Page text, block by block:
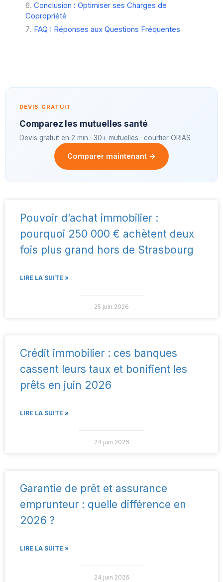
Conclusion : Optimiser ses Charges de
Copropriété
FAQ : Réponses aux Questions Fréquentes
DEVIS GRATUIT
Comparez les mutuelles santé
Devis gratuit en 2 min · 30+ mutuelles · courtier ORIAS
Comparer maintenant →
Pouvoir d’achat immobilier :
pourquoi 250 000 € achètent deux
fois plus grand hors de Strasbourg
LIRE LA SUITE »
25 juin 2026
Crédit immobilier : ces banques
cassent leurs taux et bonifient les
prêts en juin 2026
LIRE LA SUITE »
24 juin 2026
Garantie de prêt et assurance
emprunteur : quelle différence en
2026 ?
LIRE LA SUITE »
24 juin 2026